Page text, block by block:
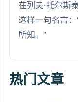
在列夫·托尔斯
这样一句名言
所知。”
热门文章